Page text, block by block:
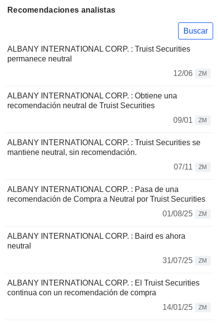
Recomendaciones analistas
Buscar
ALBANY INTERNATIONAL CORP. : Truist Securities
permanece neutral
12/06
ZM
ALBANY INTERNATIONAL CORP. : Obtiene una
recomendación neutral de Truist Securities
09/01
ZM
ALBANY INTERNATIONAL CORP. : Truist Securities se
mantiene neutral, sin recomendación.
07/11
ZM
ALBANY INTERNATIONAL CORP. : Pasa de una
recomendación de Compra a Neutral por Truist Securities
01/08/25
ZM
ALBANY INTERNATIONAL CORP. : Baird es ahora
neutral
31/07/25
ZM
ALBANY INTERNATIONAL CORP. : El Truist Securities
continua con un recomendación de compra
14/01/25
ZM